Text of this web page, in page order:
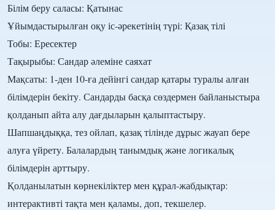
Білім беру саласы: Қатынас
Ұйымдастырылған оқу іс-әрекетінің түрі: Қазақ тілі
Тобы: Ересектер
Тақырыбы: Сандар әлеміне саяхат
Мақсаты: 1-ден 10-ға дейінгі сандар қатары туралы алған
білімдерін бекіту. Сандарды басқа сөздермен байланыстыра
қолданып айта алу дағдыларын қалыптастыру.
Шапшаңдыққа, тез ойлап, қазақ тілінде дұрыс жауап бере
алуға үйрету. Балалардың танымдық және логикалық
білімдерін арттыру.
Қолданылатын көрнекіліктер мен құрал-жабдықтар:
интерактивті тақта мен қаламы, доп, текшелер.